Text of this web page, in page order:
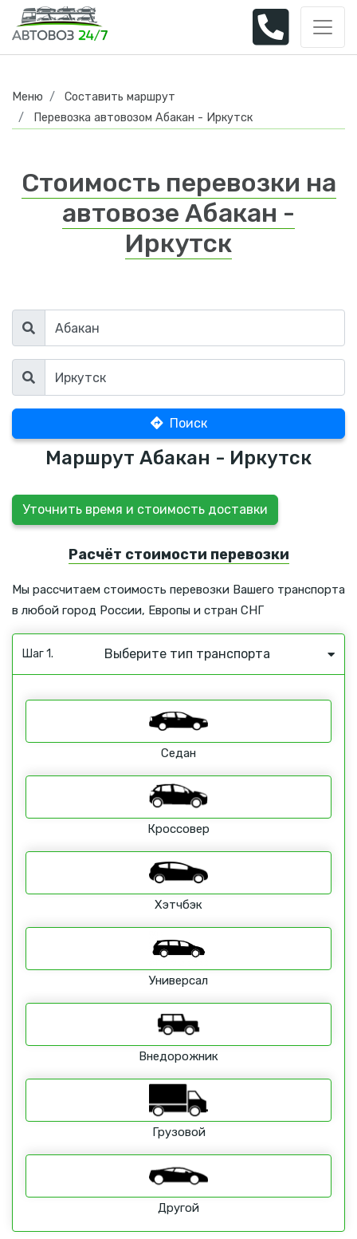
Меню
Составить маршрут
Перевозка автовозом Абакан - Иркутск
Стоимость перевозки на
автовозе Абакан -
Иркутск
Поиск
Маршрут Абакан - Иркутск
Уточнить время и стоимость доставки
Расчёт стоимости перевозки
Мы рассчитаем стоимость перевозки Вашего транспорта
в любой город России, Европы и стран СНГ
Шаг 1. Выберите тип транспорта
Седан
Кроссовер
Хэтчбэк
Универсал
Внедорожник
Грузовой
Другой